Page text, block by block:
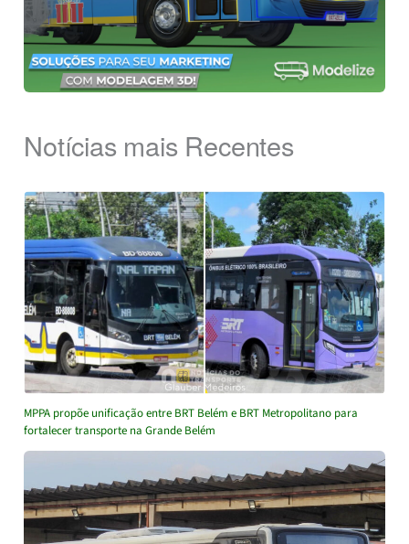
Notícias mais Recentes
MPPA propõe unificação entre BRT Belém e BRT Metropolitano para
fortalecer transporte na Grande Belém